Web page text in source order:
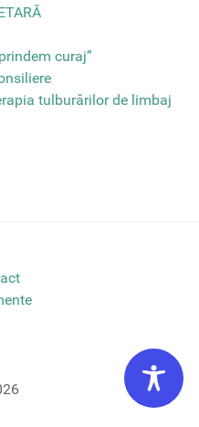
curaj”
tulburărilor de limbaj